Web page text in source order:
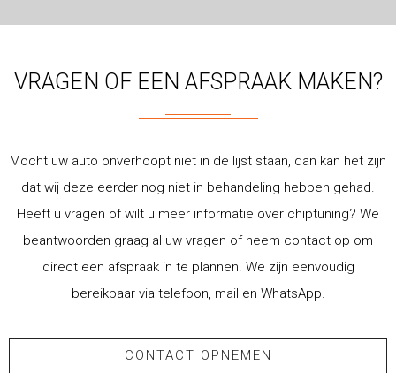
VRAGEN OF EEN AFSPRAAK MAKEN?
Mocht uw auto onverhoopt niet in de lijst staan, dan kan het zijn
dat wij deze eerder nog niet in behandeling hebben gehad.
Heeft u vragen of wilt u meer informatie over chiptuning? We
beantwoorden graag al uw vragen of neem contact op om
direct een afspraak in te plannen. We zijn eenvoudig
bereikbaar via telefoon, mail en WhatsApp.
CONTACT OPNEMEN